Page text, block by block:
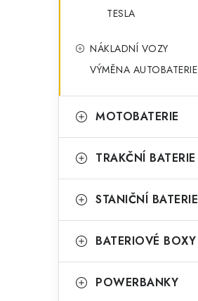
TESLA
NÁKLADNÍ VOZY
VÝMĚNA AUTOBATERIE
MOTOBATERIE
TRAKČNÍ BATERIE
STANIČNÍ BATERIE
BATERIOVÉ BOXY
POWERBANKY